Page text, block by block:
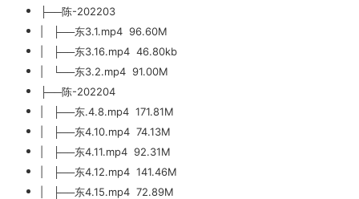
├──陈-202203
| ├──东3.1.mp4 96.60M
| ├──东3.16.mp4 46.80kb
| └──东3.2.mp4 91.00M
├──陈-202204
| ├──东.4.8.mp4 171.81M
| ├──东4.10.mp4 74.13M
| ├──东4.11.mp4 92.31M
| ├──东4.12.mp4 141.46M
| ├──东4.15.mp4 72.89M